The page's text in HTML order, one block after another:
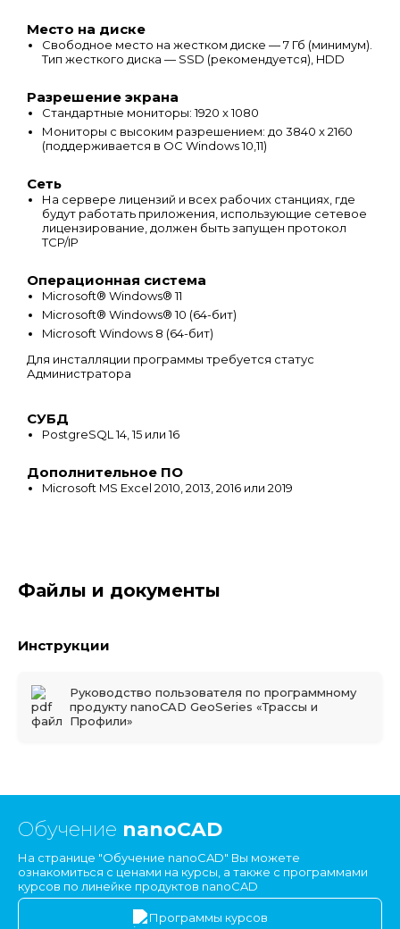
Место на диске
Свободное место на жестком диске — 7 Гб (минимум).
Тип жесткого диска — SSD (рекомендуется), HDD
Разрешение экрана
Стандартные мониторы: 1920 x 1080
Мониторы с высоким разрешением: до 3840 x 2160
(поддерживается в ОС Windows 10,11)
Сеть
На сервере лицензий и всех рабочих станциях, где
будут работать приложения, использующие сетевое
лицензирование, должен быть запущен протокол
TCP/IP
Операционная система
Microsoft® Windows® 11
Microsoft® Windows® 10 (64-бит)
Microsoft Windows 8 (64-бит)
Для инсталляции программы требуется статус
Администратора
СУБД
PostgreSQL 14, 15 или 16
Дополнительное ПО
Microsoft MS Excel 2010, 2013, 2016 или 2019
Файлы и документы
Инструкции
Руководство пользователя по программному
продукту nanoCAD GeoSeries «Трассы и
Профили»
Обучение nanoCAD
На странице "Обучение nanoCAD" Вы можете
ознакомиться с ценами на курсы, а также с программами
курсов по линейке продуктов nanoCAD
Программы курсов